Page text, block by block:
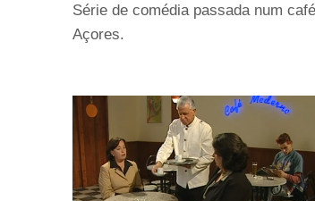
Série de comédia passada num
Açores.